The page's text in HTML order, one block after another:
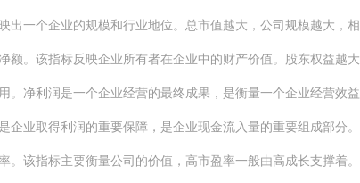
个企业的规模和行业地位。总市值越大，公司规模越大，相
该指标反映企业所有者在企业中的财产价值。股东权益越大
利润是一个企业经营的最终成果，是衡量一个企业经营效益
取得利润的重要保障，是企业现金流入量的重要组成部分。
指标主要衡量公司的价值，高市盈率一般由高成长支撑着。